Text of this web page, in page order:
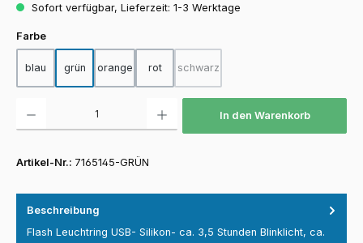
Sofort verfügbar, Lieferzeit: 1-3 Werktage
Farbeauswählen
blau grün orange rot schwarz
(Diese Option ist zurzeit nicht
In den Warenkorb
Artikel-Nr.: 7165145-GRÜN
Beschreibung
Flash Leuchtring USB- Silikon- ca. 3,5 Stunden Blinklicht, ca.